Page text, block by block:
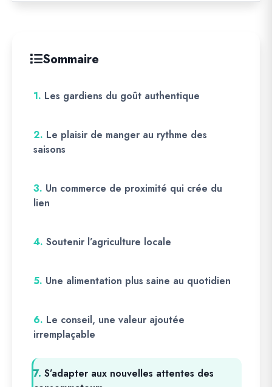
Sommaire
1. Les gardiens du goût authentique
2. Le plaisir de manger au rythme des
saisons
3. Un commerce de proximité qui crée du
lien
4. Soutenir l’agriculture locale
5. Une alimentation plus saine au quotidien
6. Le conseil, une valeur ajoutée
irremplaçable
7. S’adapter aux nouvelles attentes des